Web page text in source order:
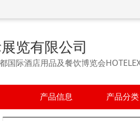
览有限公司
国际酒店用品及餐饮博览会
产品信息 产品分类